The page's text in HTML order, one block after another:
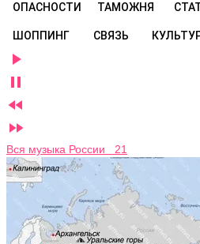
ОПАСНОСТИ ТАМОЖНЯ
ШОППИНГ СВЯЗЬ




Вся музыка России 21